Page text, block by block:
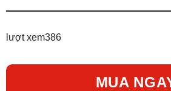
lượt xem386
MUA